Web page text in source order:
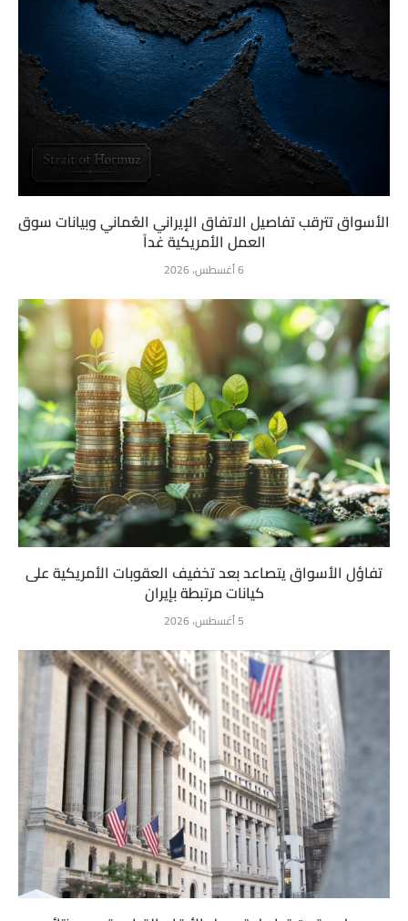
الأسواق تترقب تفاصيل الاتفاق الإيراني العُماني وبيانات سوق
العمل الأمريكية غداً
6 أغسطس، 2026
تفاؤل الأسواق يتصاعد بعد تخفيف العقوبات الأمريكية على
كيانات مرتبطة بإيران
5 أغسطس، 2026